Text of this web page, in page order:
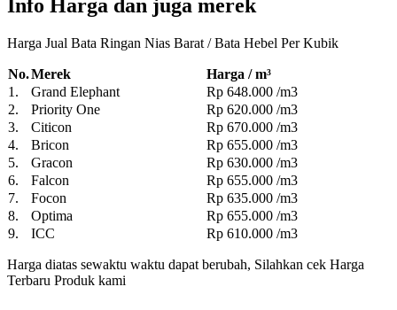
Info Harga dan juga merek
Harga Jual Bata Ringan Nias Barat / Bata Hebel Per Kubik
No.Merek
Harga / m³
1.
Grand Elephant
Rp 648.000 /m3
2.
Priority One
Rp 620.000 /m3
3.
Citicon
Rp 670.000 /m3
4.
Bricon
Rp 655.000 /m3
5.
Gracon
Rp 630.000 /m3
6.
Falcon
Rp 655.000 /m3
7.
Focon
Rp 635.000 /m3
8.
Optima
Rp 655.000 /m3
9.
ICC Rp 610.000 /m3
Harga diatas sewaktu waktu dapat berubah, Silahkan cek Harga
Terbaru Produk kami